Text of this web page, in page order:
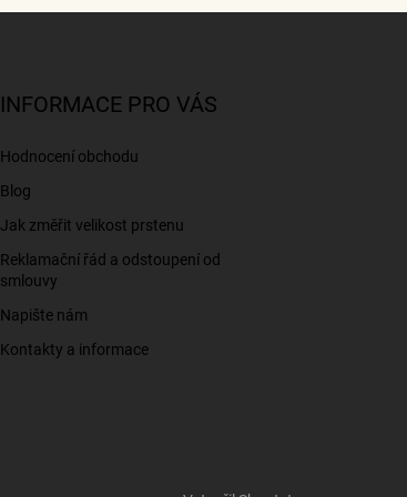
INFORMACE PRO VÁS
Hodnocení obchodu
Blog
Jak změřit velikost prstenu
Reklamační řád a odstoupení od
smlouvy
Napište nám
Kontakty a informace